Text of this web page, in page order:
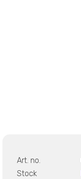
Art. no.
Stock